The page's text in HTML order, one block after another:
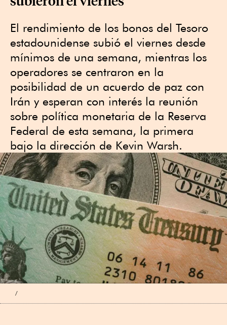
El rendimiento de los bonos del Tesoro
estadounidense subió el viernes desde
mínimos de una semana, mientras los
operadores se centraron en la
posibilidad de un acuerdo de paz con
Irán y esperan con interés la reunión
sobre política monetaria de la Reserva
Federal de esta semana, la primera
bajo la dirección de Kevin Warsh.